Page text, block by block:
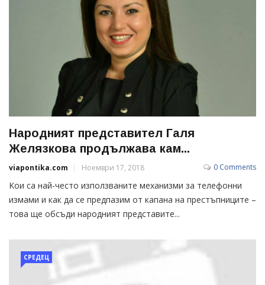
Народният представител Галя
Желязкова продължава кам...
viapontika.com Ноември 17, 2018 0 Comments
Kои са най-често използваните механизми за телефонни
измами и как да се предпазим от капана на престъпниците –
това ще обсъди народният представите...
СРЕДЕЦ